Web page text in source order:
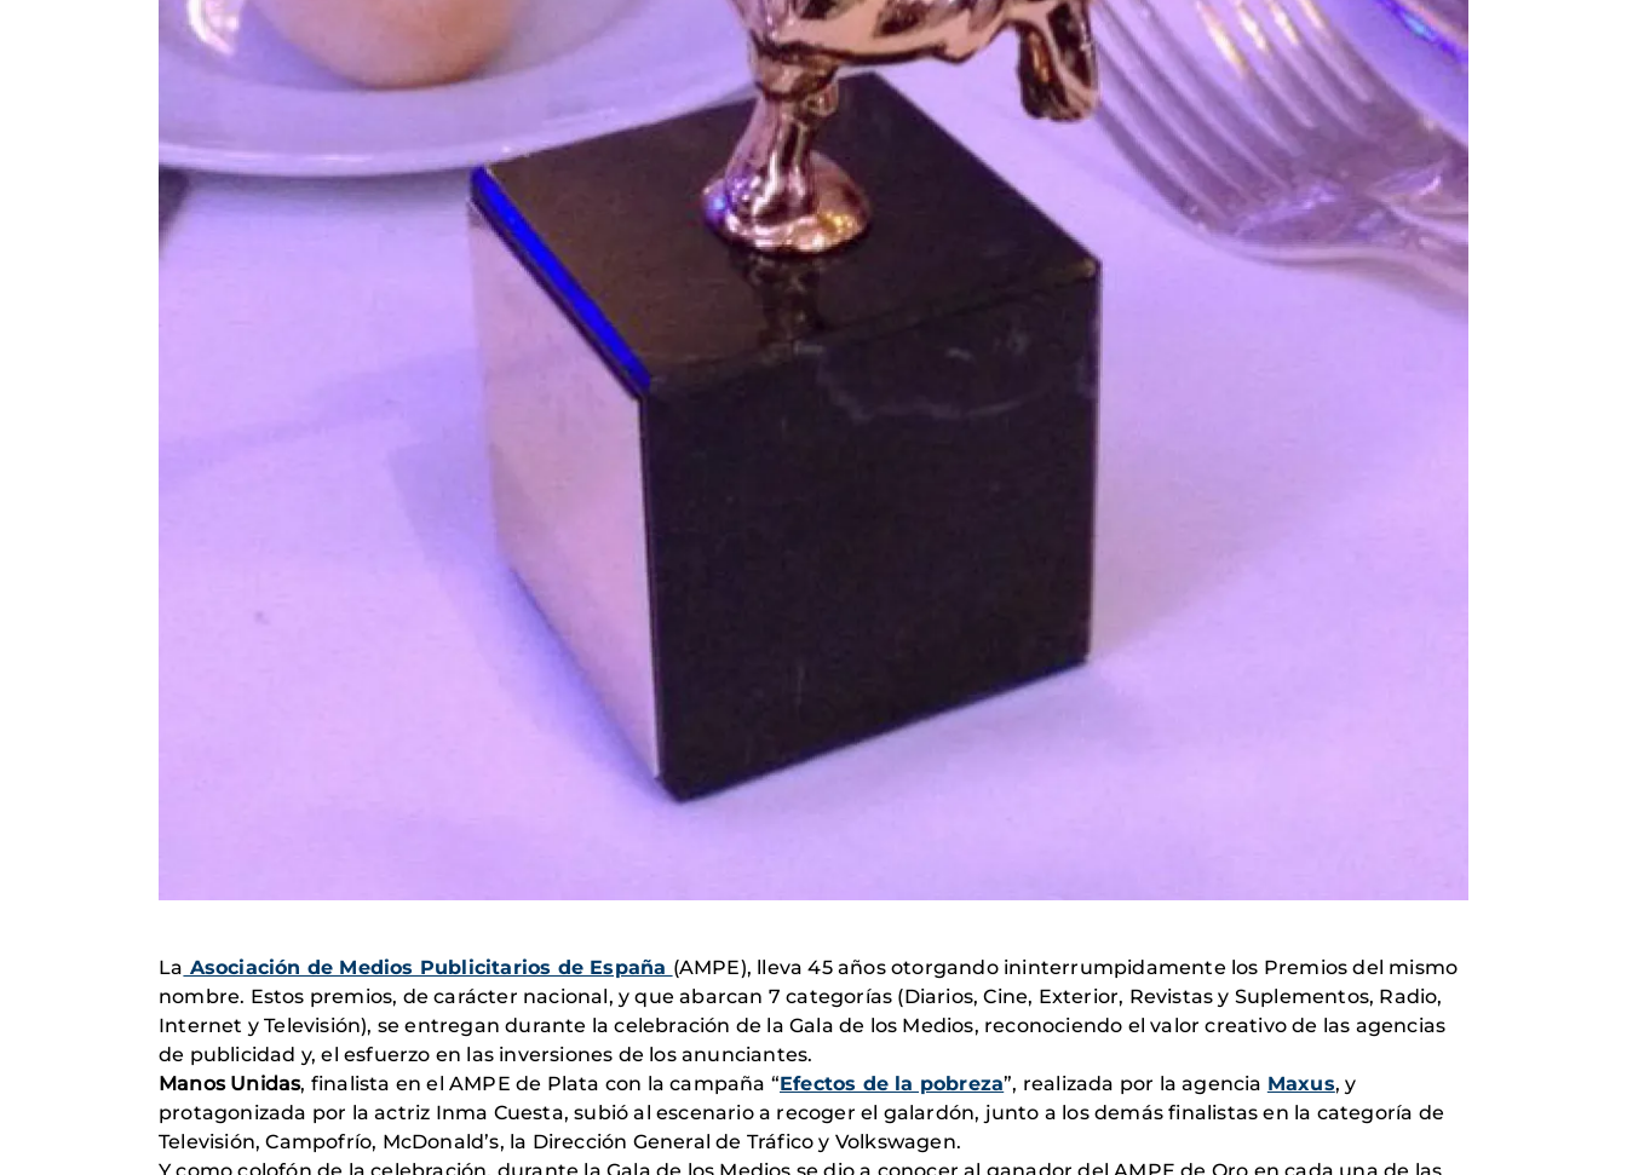
La Asociación de Medios Publicitarios de España (AMPE), lleva 45 años otorgando ininterrumpidamente los Premios del mismo
nombre. Estos premios, de carácter nacional, y que abarcan 7 categorías (Diarios, Cine, Exterior, Revistas y Suplementos, Radio,
Internet y Televisión), se entregan durante la celebración de la Gala de los Medios, reconociendo el valor creativo de las agencias
de publicidad y, el esfuerzo en las inversiones de los anunciantes.
Manos Unidas, finalista en el AMPE de Plata con la campaña “Efectos de la pobreza”, realizada por la agencia Maxus, y
protagonizada por la actriz Inma Cuesta, subió al escenario a recoger el galardón, junto a los demás finalistas en la categoría de
Televisión, Campofrío, McDonald’s, la Dirección General de Tráfico y Volkswagen.